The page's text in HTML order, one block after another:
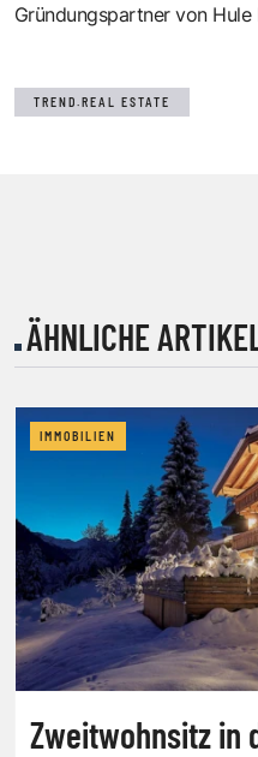
Gründungspartner von
TREND.REAL ESTATE
ÄHNLICHE
IMMOBILIEN
Zweitwohnsitz in